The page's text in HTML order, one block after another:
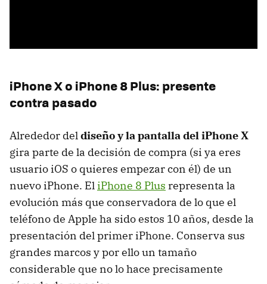
iPhone X o iPhone 8 Plus: presente
contra pasado
Alrededor deldiseño y la pantalla del iPhone X
gira parte de la decisión de compra (si ya eres
usuario iOS o quieres empezar con él) de un
nuevo iPhone. EliPhone 8 Plus representa la
evolución más que conservadora de lo que el
teléfono de Apple ha sido estos 10 años, desde la
presentación del primer iPhone. Conserva sus
grandes marcos y por ello un tamaño
considerable que no lo hace precisamente